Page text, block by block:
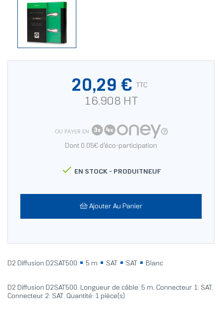
20,29 € TTC
16.908 HT
OU PAYER EN
Dont 0.05€ d'éco-participation
 EN STOCK - PRODUITNEUF
Ajouter Au Panier
D2 Diffusion D2SAT500 5 m SAT SAT Blanc
D2 Diffusion D2SAT500. Longueur de câble: 5 m, Connecteur 1: SAT,
Connecteur 2: SAT. Quantité: 1 pièce(s)